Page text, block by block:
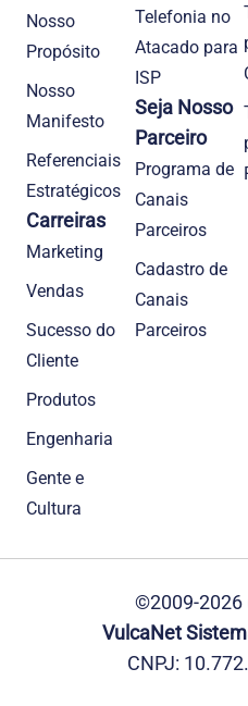
Nosso
Propósito
Nosso
Manifesto
Referenciais
Estratégicos
Carreiras
Marketing
Vendas
Sucesso do
Cliente
Produtos
Engenharia
Gente e
Cultura
Telefonia no
Atacado para
ISP
Seja Nosso
Parceiro
Programa de
Canais
Parceiros
Cadastro de
Canais
Parceiros
©2009-2026
VulcaNet
CNPJ: